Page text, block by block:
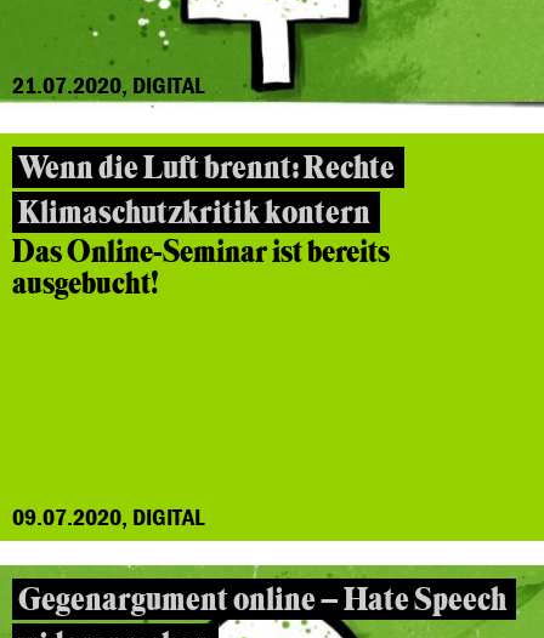
21.07.2020, DIGITAL
Wenn die Luft brennt: Rechte
Klimaschutzkritik kontern
Das Online-Seminar ist bereits
ausgebucht!
09.07.2020, DIGITAL
Gegenargument online – Hate Speech